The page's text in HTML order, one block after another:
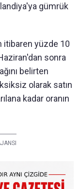
gümrük
itibaren yüzde 10
sonra
belirten
olarak satın
kadar oranın